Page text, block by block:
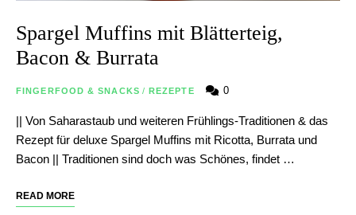
Spargel Muffins mit Blätterteig,
Bacon & Burrata
FINGERFOOD & SNACKS / REZEPTE 0
|| Von Saharastaub und weiteren Frühlings-Traditionen & das
Rezept für deluxe Spargel Muffins mit Ricotta, Burrata und
Bacon || Traditionen sind doch was Schönes, findet …
READ MORE